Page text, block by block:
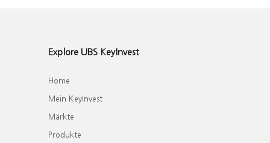
Explore UBS KeyInvest
Home
Mein KeyInvest
Märkte
Produkte